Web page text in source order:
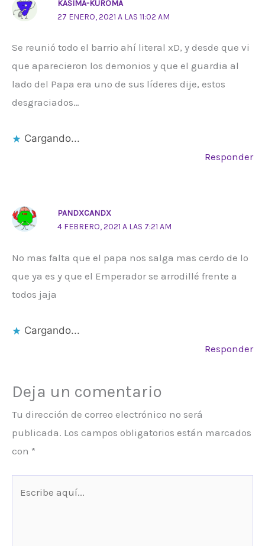
KASIMA-KUROMA
27 ENERO, 2021 A LAS 11:02 AM
Se reunió todo el barrio ahí literal xD, y desde que vi
que aparecieron los demonios y que el guardia al
lado del Papa era uno de sus líderes dije, estos
desgraciados…
Cargando...
Responder
PANDXCANDX
4 FEBRERO, 2021 A LAS 7:21 AM
No mas falta que el papa nos salga mas cerdo de lo
que ya es y que el Emperador se arrodillé frente a
todos jaja
Cargando...
Responder
Deja un comentario
Tu dirección de correo electrónico no será
publicada. Los campos obligatorios están marcados
con *